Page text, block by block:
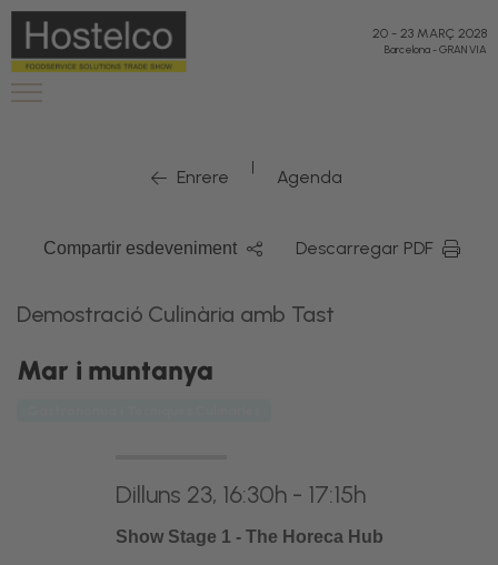
20 - 23 MARÇ 2028
Barcelona-GRAN VIA
Enrere | Agenda
Compartir esdeveniment Descarregar PDF
Demostració Culinària amb Tast
Mar i muntanya
Dilluns 23, 16:30h - 17:15h
Show Stage 1 - The Horeca Hub